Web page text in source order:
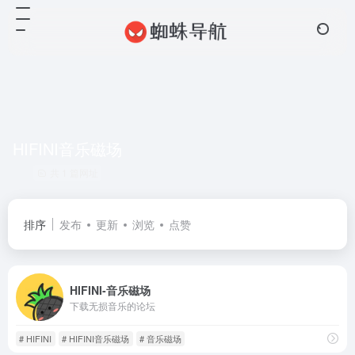
排序 发布 更新 浏览 点赞
HIFINI-音乐磁场
下载无损音乐的论坛
# HIFINI # HIFINI音乐磁场 # 音乐磁场